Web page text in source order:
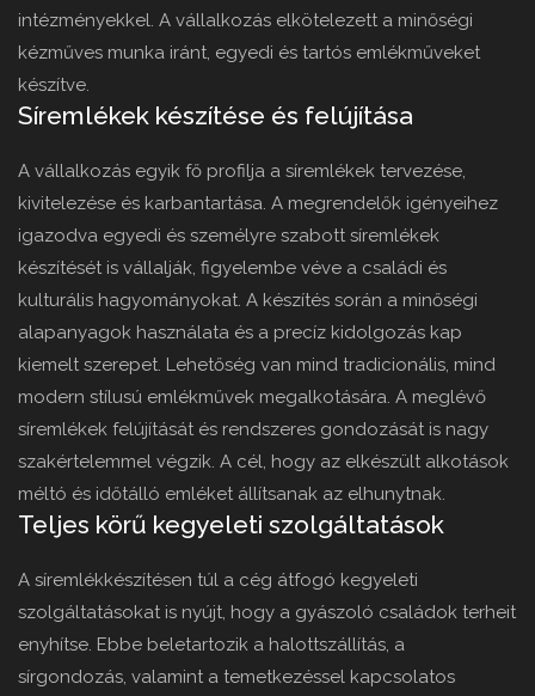
intézményekkel. A vállalkozás elkötelezett a minőségi
kézműves munka iránt, egyedi és tartós emlékműveket
készítve.
Síremlékek készítése és felújítása
A vállalkozás egyik fő profilja a síremlékek tervezése,
kivitelezése és karbantartása. A megrendelők igényeihez
igazodva egyedi és személyre szabott síremlékek
készítését is vállalják, figyelembe véve a családi és
kulturális hagyományokat. A készítés során a minőségi
alapanyagok használata és a precíz kidolgozás kap
kiemelt szerepet. Lehetőség van mind tradicionális, mind
modern stílusú emlékművek megalkotására. A meglévő
síremlékek felújítását és rendszeres gondozását is nagy
szakértelemmel végzik. A cél, hogy az elkészült alkotások
méltó és időtálló emléket állítsanak az elhunytnak.
Teljes körű kegyeleti szolgáltatások
A síremlékkészítésen túl a cég átfogó kegyeleti
szolgáltatásokat is nyújt, hogy a gyászoló családok terheit
enyhítse. Ebbe beletartozik a halottszállítás, a
sírgondozás, valamint a temetkezéssel kapcsolatos